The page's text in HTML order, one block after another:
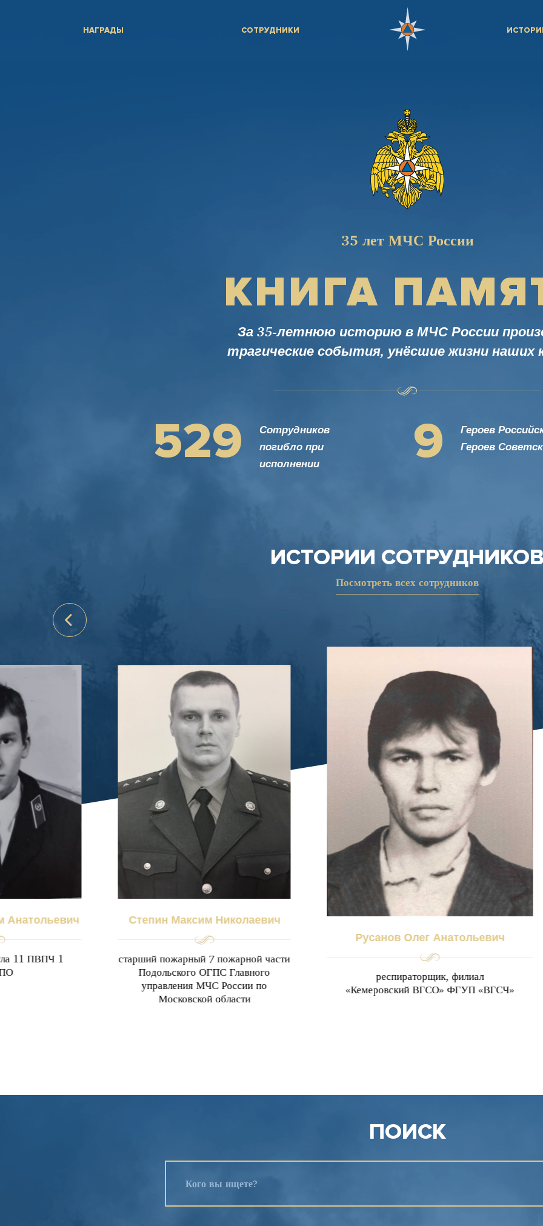
НАГРАДЫ СОТРУДНИКИ
35 лет МЧС России
КНИГА
За 35-летнюю историю в МЧС России
трагические события, унёсшие жизни наших
529
Сотрудников
погибло при
исполнении
9
Героев
Героев
ИСТОРИИ
Посмотреть всех сотрудников
Анатольевич
11 ПВПЧ 1
Степин Максим Николаевич
старший пожарный 7 пожарной части
Подольского ОГПС Главного
управления МЧС России по
Московской области
Русанов Олег Анатольевич
респираторщик, филиал
«Кемеровский ВГСО» ФГУП «ВГСЧ»
ПОИСК